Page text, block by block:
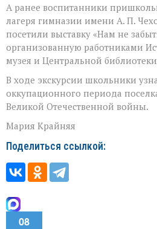
А ранее воспитанники
лагеря гимназии имени А. П.
посетили выставку «Нам не
организованную работниками
музея и Центральной
В ходе экскурсии школьники
оккупационного периода
Великой Отечественной войны.
Мария Крайняя
Поделиться ссылкой:
08